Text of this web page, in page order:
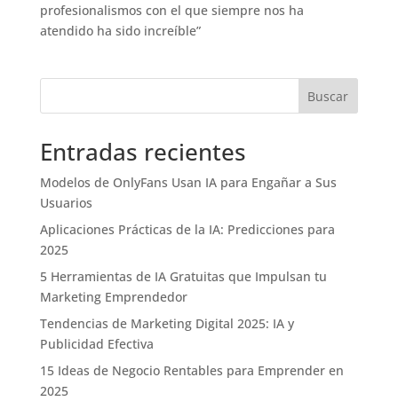
profesionalismos con el que siempre nos ha
atendido ha sido increíble”
Buscar
Entradas recientes
Modelos de OnlyFans Usan IA para Engañar a Sus
Usuarios
Aplicaciones Prácticas de la IA: Predicciones para
2025
5 Herramientas de IA Gratuitas que Impulsan tu
Marketing Emprendedor
Tendencias de Marketing Digital 2025: IA y
Publicidad Efectiva
15 Ideas de Negocio Rentables para Emprender en
2025